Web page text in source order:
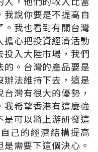
說你要是不提高自
。我也看到有關台灣
心把投資經濟活動
入大陸市場，我們
。台灣的產品要是
法維持下去，這是
灣有很大的優勢，
希望香港有這麼強
是可以將上游研發這
己的經濟結構提高
需要下這個決心。